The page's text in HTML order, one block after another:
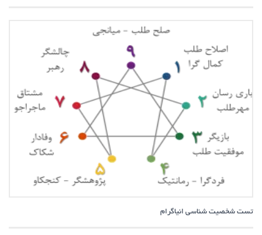
تست شخصیت شناسی انیاگرام